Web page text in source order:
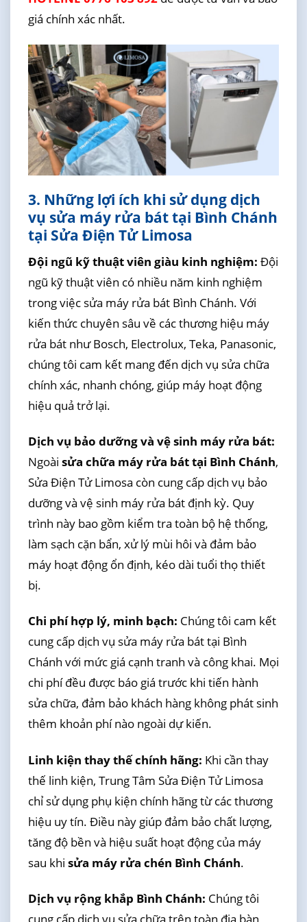
giá chính xác nhất.
3. Những lợi ích khi sử dụng dịch
vụ sửa máy rửa bát tại Bình Chánh
tại Sửa Điện Tử Limosa
Đội ngũ kỹ thuật viên giàu kinh nghiệm: Đội
ngũ kỹ thuật viên có nhiều năm kinh nghiệm
trong việc sửa máy rửa bát Bình Chánh. Với
kiến thức chuyên sâu về các thương hiệu máy
rửa bát như Bosch, Electrolux, Teka, Panasonic,
chúng tôi cam kết mang đến dịch vụ sửa chữa
chính xác, nhanh chóng, giúp máy hoạt động
hiệu quả trở lại.
Dịch vụ bảo dưỡng và vệ sinh máy rửa bát:
Ngoài sửa chữa máy rửa bát tại Bình Chánh,
Sửa Điện Tử Limosa còn cung cấp dịch vụ bảo
dưỡng và vệ sinh máy rửa bát định kỳ. Quy
trình này bao gồm kiểm tra toàn bộ hệ thống,
làm sạch cặn bẩn, xử lý mùi hôi và đảm bảo
máy hoạt động ổn định, kéo dài tuổi thọ thiết
bị.
Chi phí hợp lý, minh bạch: Chúng tôi cam kết
cung cấp dịch vụ sửa máy rửa bát tại Bình
Chánh với mức giá cạnh tranh và công khai. Mọi
chi phí đều được báo giá trước khi tiến hành
sửa chữa, đảm bảo khách hàng không phát sinh
thêm khoản phí nào ngoài dự kiến.
Linh kiện thay thế chính hãng: Khi cần thay
thế linh kiện, Trung Tâm Sửa Điện Tử Limosa
chỉ sử dụng phụ kiện chính hãng từ các thương
hiệu uy tín. Điều này giúp đảm bảo chất lượng,
tăng độ bền và hiệu suất hoạt động của máy
sau khi sửa máy rửa chén Bình Chánh.
Dịch vụ rộng khắp Bình Chánh: Chúng tôi
cung cấp dịch vụ sửa chữa trên toàn địa bàn